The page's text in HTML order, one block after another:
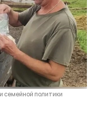
семейной политики